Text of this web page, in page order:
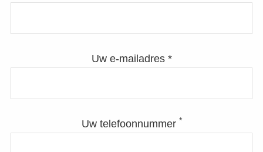
Uw e-mailadres *
Uw telefoonnummer *